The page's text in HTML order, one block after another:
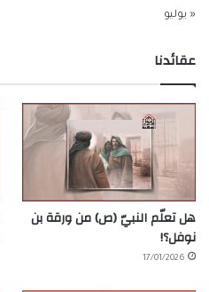
« يوليو
عقائدنا
هل تعلّم النبيّ (ص) من ورقة بن
نوفل؟!
17/01/2026